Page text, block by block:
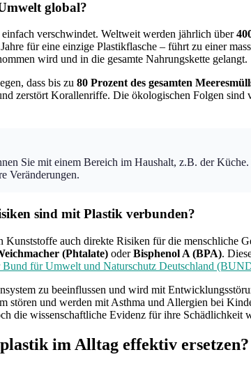
global?
verschwindet. Weltweit werden jährlich über
für eine einzige Plastikflasche – führt zu einer
wird und in die gesamte Nahrungskette gelangt.
dass bis zu 80 Prozent des gesamten
zerstört Korallenriffe. Die ökologischen Folgen
Sie mit einem Bereich im Haushalt, z.B. der
Veränderungen.
sind mit Plastik verbunden?
Kunststoffe auch direkte Risiken für die menschliche
(Phtalate) oderBisphenol A (BPA).
Bund für Umwelt und Naturschutz Deutschland
zu beeinflussen und wird mit
stören und werden mit Asthma und Allergien bei
die wissenschaftliche Evidenz für ihre Schädlichkeit
im Alltag effektiv ersetzen?